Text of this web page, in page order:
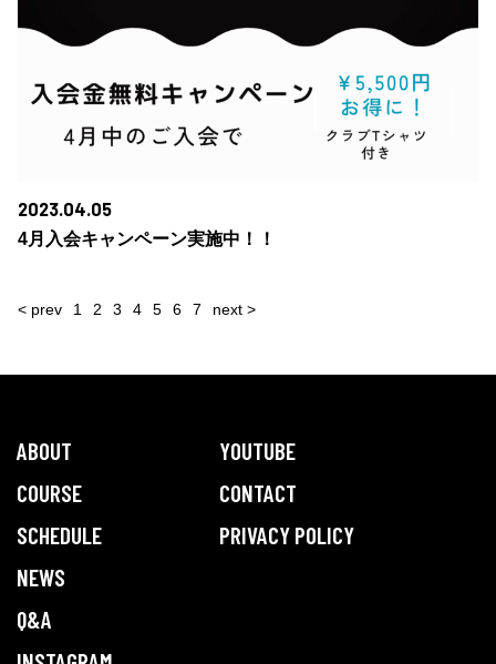
2023.04.05
4月入会キャンペーン実施中！！
稿
ー
り
< prev 1 2 3 4 5 6 7 next >
ABOUT
COURSE
SCHEDULE
NEWS
Q&A
YOUTUBE
CONTACT
PRIVACY POLICY